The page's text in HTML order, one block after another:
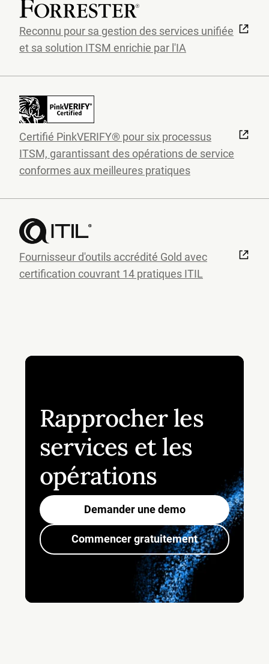
Reconnu pour sa gestion des services unifiée
et sa solution ITSM enrichie par l'IA
Certifié PinkVERIFY® pour six processus
ITSM, garantissant des opérations de service
conformes aux meilleures pratiques
Fournisseur d'outils accrédité Gold avec
certification couvrant 14 pratiques ITIL
Rapprocher les
services et les
opérations
Demander une demo
Commencer gratuitement